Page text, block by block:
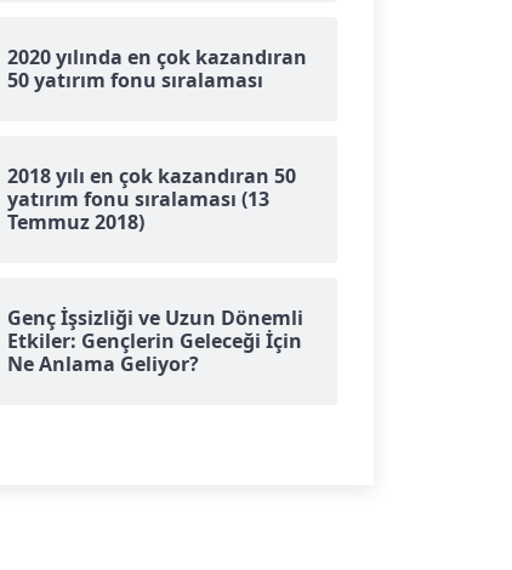
2020 yılında en çok kazandıran
50 yatırım fonu sıralaması
2018 yılı en çok kazandıran 50
yatırım fonu sıralaması (13
Temmuz 2018)
Genç İşsizliği ve Uzun Dönemli
Etkiler: Gençlerin Geleceği İçin
Ne Anlama Geliyor?